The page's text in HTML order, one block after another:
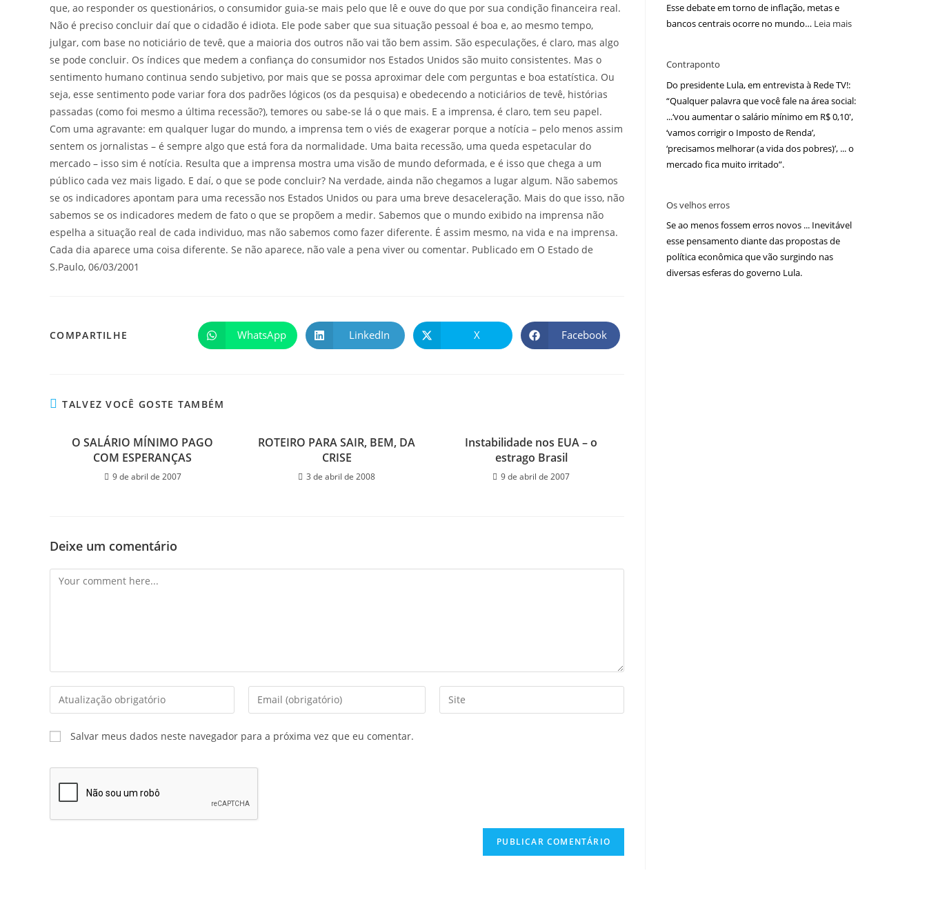
que, ao responder os questionários, o consumidor guia-se mais pelo que lê e ouve do que por sua condição financeira real.
Não é preciso concluir daí que o cidadão é idiota. Ele pode saber que sua situação pessoal é boa e, ao mesmo tempo,
julgar, com base no noticiário de tevê, que a maioria dos outros não vai tão bem assim. São especulações, é claro, mas algo
se pode concluir. Os índices que medem a confiança do consumidor nos Estados Unidos são muito consistentes. Mas o
sentimento humano continua sendo subjetivo, por mais que se possa aproximar dele com perguntas e boa estatística. Ou
seja, esse sentimento pode variar fora dos padrões lógicos (os da pesquisa) e obedecendo a noticiários de tevê, histórias
passadas (como foi mesmo a última recessão?), temores ou sabe-se lá o que mais. E a imprensa, é claro, tem seu papel.
Com uma agravante: em qualquer lugar do mundo, a imprensa tem o viés de exagerar porque a notícia – pelo menos assim
sentem os jornalistas – é sempre algo que está fora da normalidade. Uma baita recessão, uma queda espetacular do
mercado – isso sim é notícia. Resulta que a imprensa mostra uma visão de mundo deformada, e é isso que chega a um
público cada vez mais ligado. E daí, o que se pode concluir? Na verdade, ainda não chegamos a lugar algum. Não sabemos
se os indicadores apontam para uma recessão nos Estados Unidos ou para uma breve desaceleração. Mais do que isso, não
sabemos se os indicadores medem de fato o que se propõem a medir. Sabemos que o mundo exibido na imprensa não
espelha a situação real de cada individuo, mas não sabemos como fazer diferente. É assim mesmo, na vida e na imprensa.
Cada dia aparece uma coisa diferente. Se não aparece, não vale a pena viver ou comentar. Publicado em O Estado de
S.Paulo, 06/03/2001
COMPARTILHE WhatsApp LinkedIn X Facebook
TALVEZ VOCÊ GOSTE TAMBÉM
O SALÁRIO MÍNIMO PAGO
COM ESPERANÇAS
9 de abril de 2007
ROTEIRO PARA SAIR, BEM, DA
CRISE
3 de abril de 2008
Instabilidade nos EUA – o
estrago Brasil
9 de abril de 2007
Deixe um comentário
Salvar meus dados neste navegador para a próxima vez que eu comentar.
Esse debate em torno de inflação, metas e
bancos centrais ocorre no mundo… Leia mais
Contraponto
Do presidente Lula, em entrevista à Rede TV!:
“Qualquer palavra que você fale na área social:
...‘vou aumentar o salário mínimo em R$ 0,10′,
‘vamos corrigir o Imposto de Renda’,
‘precisamos melhorar (a vida dos pobres)’, ... o
mercado fica muito irritado”.
Os velhos erros
Se ao menos fossem erros novos ... Inevitável
esse pensamento diante das propostas de
política econômica que vão surgindo nas
diversas esferas do governo Lula.